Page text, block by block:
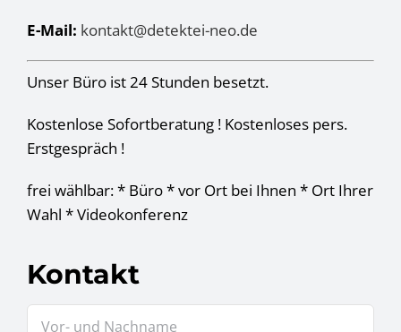
E-Mail: kontakt@detektei-neo.de
Unser Büro ist 24 Stunden besetzt.
Kostenlose Sofortberatung ! Kostenloses pers.
Erstgespräch !
frei wählbar: * Büro * vor Ort bei Ihnen * Ort Ihrer
Wahl * Videokonferenz
Kontakt